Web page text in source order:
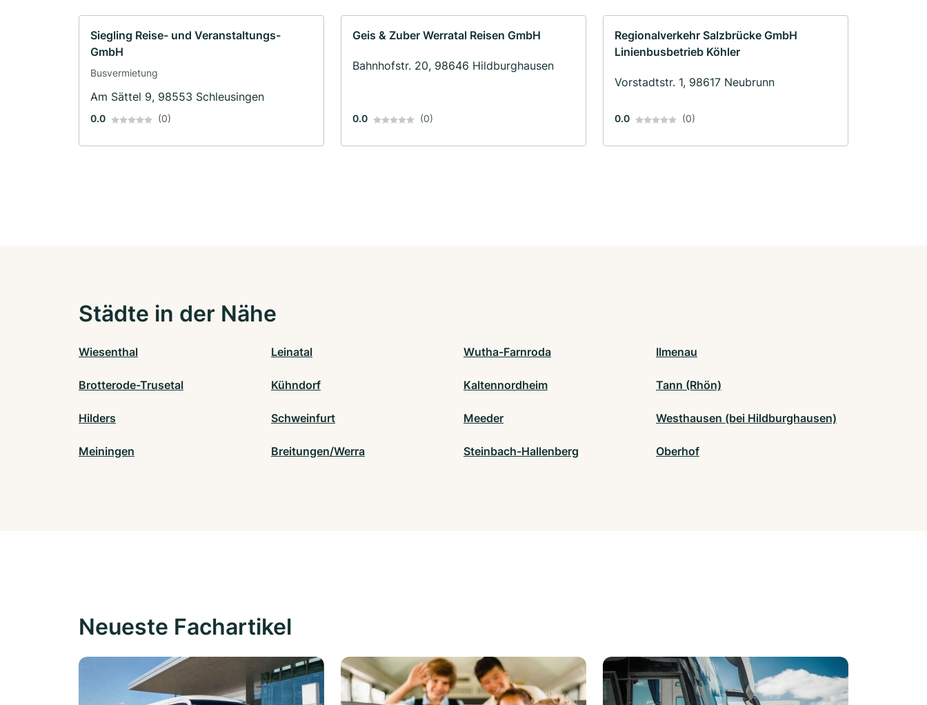
Siegling Reise- und Veranstaltungs-
GmbH
Busvermietung
Am Sättel 9, 98553 Schleusingen
0.0 (0)
Geis & Zuber Werratal Reisen GmbH
Bahnhofstr. 20, 98646 Hildburghausen
0.0 (0)
Regionalverkehr Salzbrücke GmbH
Linienbusbetrieb Köhler
Vorstadtstr. 1, 98617 Neubrunn
0.0 (0)
Städte in der Nähe
Wiesenthal Leinatal Wutha-Farnroda Ilmenau
Brotterode-Trusetal Kühndorf Kaltennordheim Tann (Rhön)
Hilders Schweinfurt Meeder Westhausen (bei Hildburghausen)
Meiningen Breitungen/Werra Steinbach-Hallenberg Oberhof
Neueste Fachartikel